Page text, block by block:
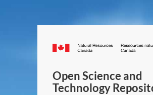
Canada.ca
Open Science and
Technology